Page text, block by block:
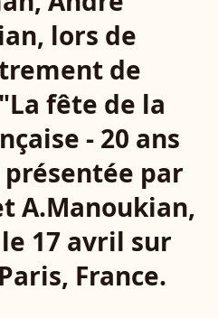
lors de
de
fête de la
- 20 ans
par
A.Manoukian,
17 avril sur
France.